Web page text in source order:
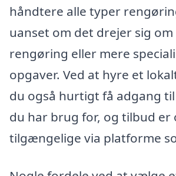
håndtere alle typer
uanset om det drejer sig
rengøring eller mere
opgaver. Ved at hyre et
du også hurtigt få adgang
du har brug for, og tilbud er
tilgængelige via platforme